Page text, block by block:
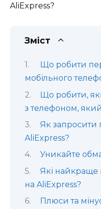
AliExpress?
Зміст
Що робити
мобільного
Що робити,
з телефоном,
Як запросити
AliExpress?
Уникайте
Які найкраще
на AliExpress?
Плюси та